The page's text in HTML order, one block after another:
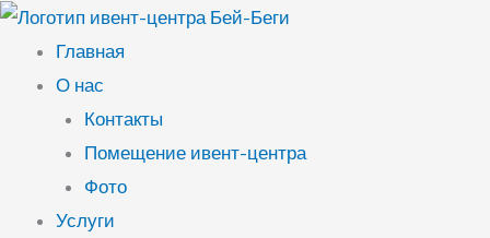
Перейти
содержимому
Главная
О нас
Контакты
Помещение ивент-центра
Фото
Услуги